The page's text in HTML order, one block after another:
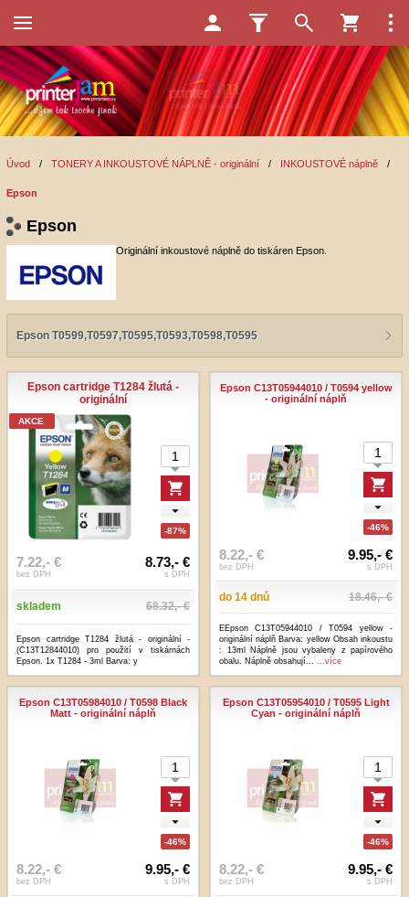
Úvod / TONERY A INKOUSTOVÉ NÁPLNĚ - originální / INKOUSTOVÉ náplně /
Epson
Epson
Originální inkoustové náplně do tiskáren Epson.
Epson T0599,T0597,T0595,T0593,T0598,T0595
Epson cartridge T1284 žlutá -
originální
AKCE
-87%
7.22,- €
bez DPH
8.73,- €
s DPH
skladem 68.32,- €
Epson cartridge T1284 žlutá - originální -
(C13T12844010) pro použití v tiskárnách
Epson. 1x T1284 - 3ml Barva: y
Epson C13T05944010 / T0594 yellow
- originální náplň
-46%
8.22,- €
bez DPH
9.95,- €
s DPH
do 14 dnů 18.46,- €
EEpson C13T05944010 / T0594 yellow -
originální náplň Barva: yellow Obsah inkoustu
: 13ml Náplně jsou vybaleny z papírového
obalu. Náplně obsahují... ...více
Epson C13T05984010 / T0598 Black
Matt - originální náplň
-46%
8.22,- €
bez DPH
9.95,- €
s DPH
Epson C13T05954010 / T0595 Light
Cyan - originální náplň
-46%
8.22,- €
bez DPH
9.95,- €
s DPH